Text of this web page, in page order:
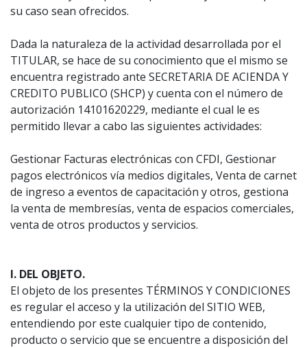
su caso sean ofrecidos.
Dada la naturaleza de la actividad desarrollada por el
TITULAR, se hace de su conocimiento que el mismo se
encuentra registrado ante SECRETARIA DE ACIENDA Y
CREDITO PUBLICO (SHCP) y cuenta con el número de
autorización 14101620229, mediante el cual le es
permitido llevar a cabo las siguientes actividades:
Gestionar Facturas electrónicas con CFDI, Gestionar
pagos electrónicos vía medios digitales, Venta de carnet
de ingreso a eventos de capacitación y otros, gestiona
la venta de membresías, venta de espacios comerciales,
venta de otros productos y servicios.
I. DEL OBJETO.
El objeto de los presentes TÉRMINOS Y CONDICIONES
es regular el acceso y la utilización del SITIO WEB,
entendiendo por este cualquier tipo de contenido,
producto o servicio que se encuentre a disposición del